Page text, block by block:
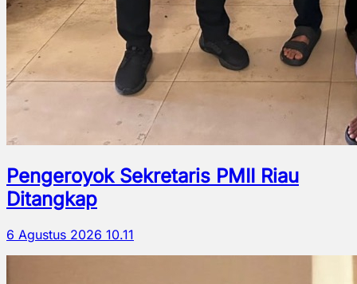
Pengeroyok Sekretaris PMII Riau
Ditangkap
6 Agustus 2026 10.11